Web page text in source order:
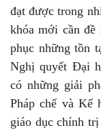
đạt được trong
khóa mới cần đề
phục những tồn
Nghị quyết Đại
có những giải
Pháp chế và Kế
giáo dục chính